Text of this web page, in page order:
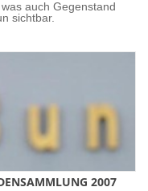
auch Gegenstand
sichtbar.
2007